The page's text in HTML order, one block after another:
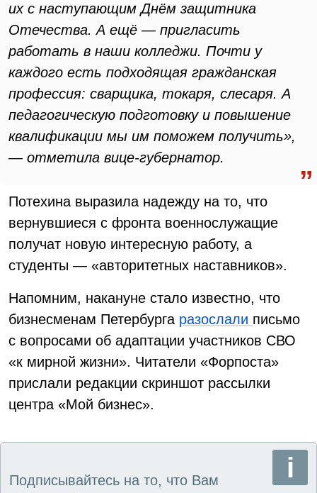
их с наступающим Днём защитника
Отечества. А ещё — пригласить
работать в наши колледжи. Почти у
каждого есть подходящая гражданская
профессия: сварщика, токаря, слесаря. А
педагогическую подготовку и повышение
квалификации мы им поможем получить»,
— отметила вице-губернатор.
Потехина выразила надежду на то, что
вернувшиеся с фронта военнослужащие
получат новую интересную работу, а
студенты — «авторитетных наставников».
Напомним, накануне стало известно, что
бизнесменам Петербурга разослали письмо
с вопросами об адаптации участников СВО
«к мирной жизни». Читатели «Форпоста»
прислали редакции скриншот рассылки
центра «Мой бизнес».
Подписывайтесь на то, что Вам